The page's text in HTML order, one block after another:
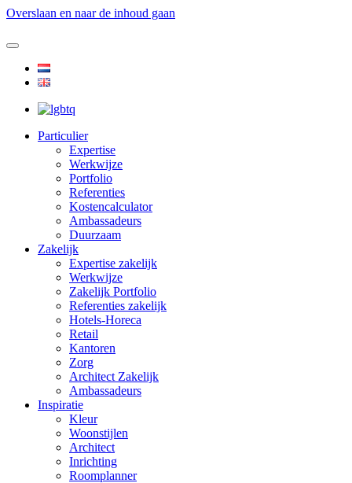
Overslaan en naar de inhoud gaan
Particulier
Expertise
Werkwijze
Portfolio
Referenties
Kostencalculator
Ambassadeurs
Duurzaam
Zakelijk
Expertise zakelijk
Werkwijze
Zakelijk Portfolio
Referenties zakelijk
Hotels-Horeca
Retail
Kantoren
Zorg
Architect Zakelijk
Ambassadeurs
Inspiratie
Kleur
Woonstijlen
Architect
Inrichting
Roomplanner